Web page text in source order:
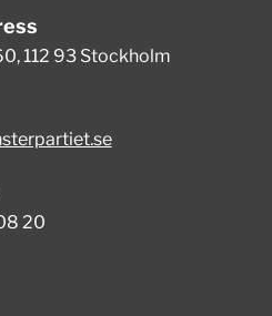
112 93 Stockholm
20